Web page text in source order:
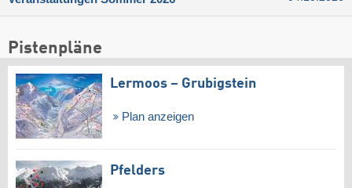
Pistenpläne
Lermoos – Grubigstein
Plan anzeigen
Pfelders